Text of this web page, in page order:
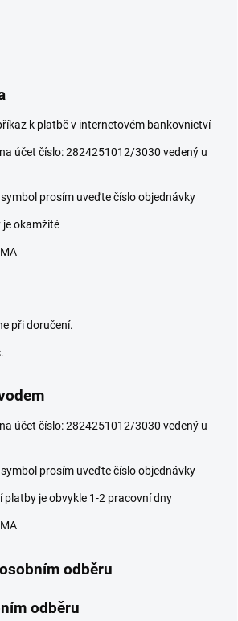
k platbě v internetovém bankovnictví
účet číslo: 2824251012/3030 vedený u
prosím uveďte číslo objednávky
okamžité
při doručení.
účet číslo: 2824251012/3030 vedený u
prosím uveďte číslo objednávky
platby je obvykle 1-2 pracovní dny
odběru
odběru